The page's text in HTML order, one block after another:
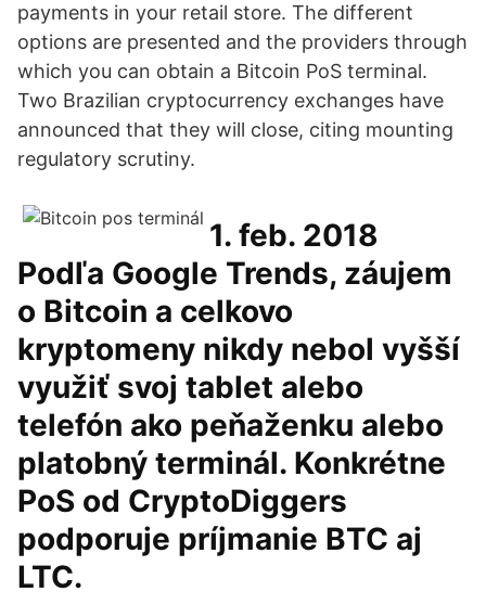
payments in your retail store. The different
options are presented and the providers through
which you can obtain a Bitcoin PoS terminal.
Two Brazilian cryptocurrency exchanges have
announced that they will close, citing mounting
regulatory scrutiny.
1. feb. 2018
Podľa Google Trends, záujem
o Bitcoin a celkovo
kryptomeny nikdy nebol vyšší
využiť svoj tablet alebo
telefón ako peňaženku alebo
platobný terminál. Konkrétne
PoS od CryptoDiggers
podporuje príjmanie BTC aj
LTC.